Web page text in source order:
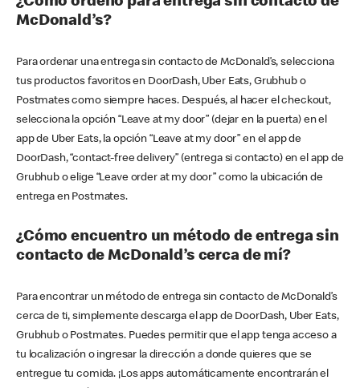
McDonald’s?
Para ordenar una entrega sin contacto de McDonald’s, selecciona
tus productos favoritos en DoorDash, Uber Eats, Grubhub o
Postmates como siempre haces. Después, al hacer el checkout,
selecciona la opción “Leave at my door” (dejar en la puerta) en el
app de Uber Eats, la opción “Leave at my door” en el app de
DoorDash, “contact-free delivery” (entrega si contacto) en el app de
Grubhub o elige “Leave order at my door” como la ubicación de
entrega en Postmates.
¿Cómo encuentro un método de entrega sin
contacto de McDonald’s cerca de mí?
Para encontrar un método de entrega sin contacto de McDonald’s
cerca de ti, simplemente descarga el app de DoorDash, Uber Eats,
Grubhub o Postmates. Puedes permitir que el app tenga acceso a
tu localización o ingresar la dirección a donde quieres que se
entregue tu comida. ¡Los apps automáticamente encontrarán el